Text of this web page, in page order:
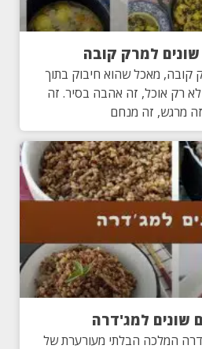
קובה, מאכל שהוא חיבוק בתוך
רק אוכל, זה אהבה בסיר. זה
מרגש, זה מנחם
המלכה הבלתי מעורערת של